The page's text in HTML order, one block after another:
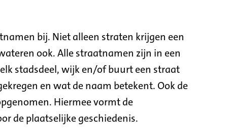
bij. Niet alleen straten krijgen een
ook. Alle straatnamen zijn in een
stadsdeel, wijk en/of buurt een straat
en wat de naam betekent. Ook de
Hiermee vormt de
de plaatselijke geschiedenis.